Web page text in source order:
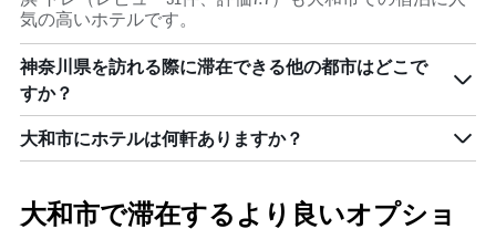
の
Y
軸
1​
本
は、
客
室
平
気の高いホテルです。
神奈川県を訪れる際に滞在できる他の都市はどこで
すか？
大和市にホテルは何軒ありますか？
大和市で滞在するより良いオプショ